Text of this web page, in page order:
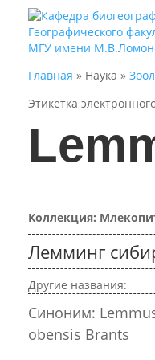
Главная » Наука »
Этикетка
Коллекция:
Лемминг
Другие названия:
Синоним:
obensis Brants